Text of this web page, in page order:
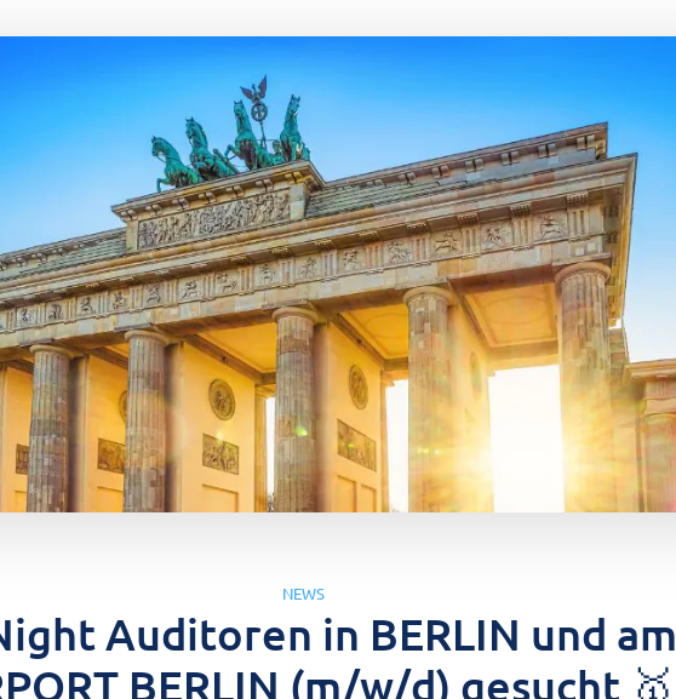
NEWS
Auditoren in BERLIN und am
BERLIN (m/w/d) gesucht 🥇